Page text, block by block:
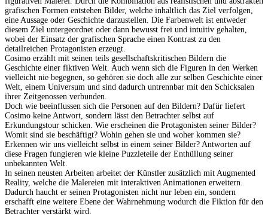
grafischen Formen entstehen Bilder, welche inhaltlich das Ziel verfolgen,
eine Aussage oder Geschichte darzustellen. Die Farbenwelt ist entweder
diesem Ziel untergeordnet oder dann bewusst frei und intuitiv gehalten,
wobei der Einsatz der grafischen Sprache einen Kontrast zu den
detailreichen Protagonisten erzeugt.
Cosimo erzählt mit seinen teils gesellschaftskritischen Bildern die
Geschichte einer fiktiven Welt. Auch wenn sich die Figuren in den Werken
vielleicht nie begegnen, so gehören sie doch alle zur selben Geschichte einer
Welt, einem Universum und sind dadurch untrennbar mit den Schicksalen
ihrer Zeitgenossen verbunden.
Doch wie beeinflussen sich die Personen auf den Bildern? Dafür liefert
Cosimo keine Antwort, sondern lässt den Betrachter selbst auf
Erkundungstour schicken. Wie erscheinen die Protagonisten seiner Bilder?
Womit sind sie beschäftigt? Wohin gehen sie und woher kommen sie?
Erkennen wir uns vielleicht selbst in einem seiner Bilder? Antworten auf
diese Fragen fungieren wie kleine Puzzleteile der Enthüllung seiner
unbekannten Welt.
In seinen neusten Arbeiten arbeitet der Künstler zusätzlich mit Augmented
Reality, welche die Malereien mit interaktiven Animationen erweitern.
Dadurch haucht er seinen Protagonisten nicht nur leben ein, sondern
erschafft eine weitere Ebene der Wahrnehmung wodurch die Fiktion für den
Betrachter verstärkt wird.